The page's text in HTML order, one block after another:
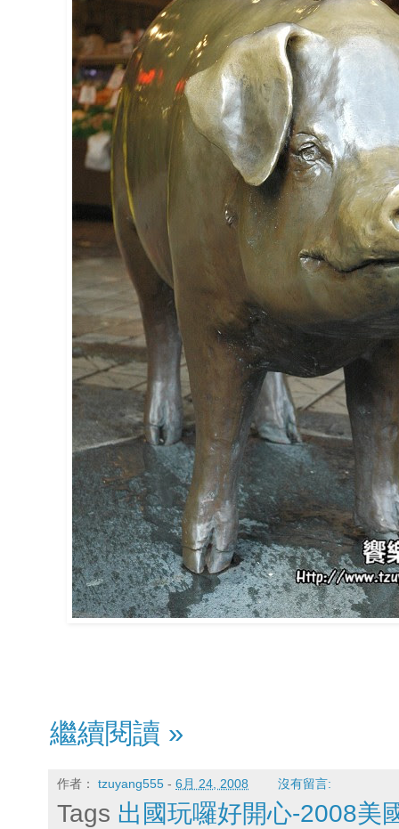
繼續閱讀 »
作者： tzuyang555 - 6月 24, 2008 沒有留言:
Tags 出國玩囉好開心-2008美